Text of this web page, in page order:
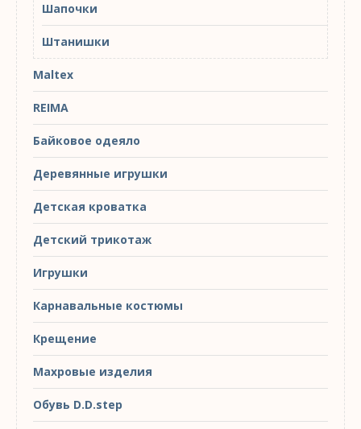
Шапочки
Штанишки
Maltex
REIMA
Байковое одеяло
Деревянные игрушки
Детская кроватка
Детский трикотаж
Игрушки
Карнавальные костюмы
Крещение
Махровые изделия
Обувь D.D.step